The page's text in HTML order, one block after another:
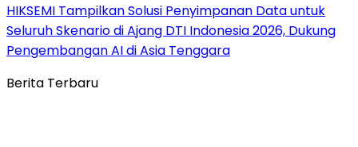
HIKSEMI Tampilkan Solusi Penyimpanan Data untuk
Seluruh Skenario di Ajang DTI Indonesia 2026, Dukung
Pengembangan AI di Asia Tenggara
Berita Terbaru